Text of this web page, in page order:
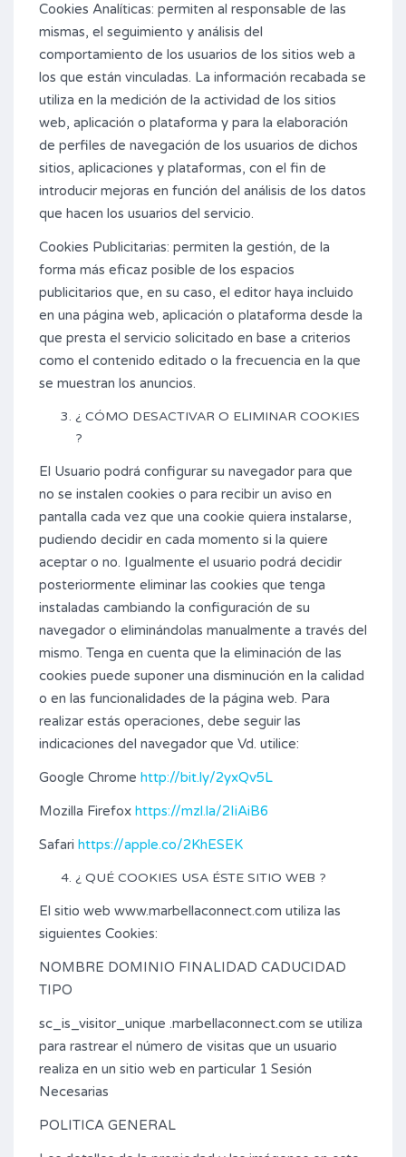
Cookies Analíticas: permiten al responsable de las
mismas, el seguimiento y análisis del
comportamiento de los usuarios de los sitios web a
los que están vinculadas. La información recabada se
utiliza en la medición de la actividad de los sitios
web, aplicación o plataforma y para la elaboración
de perfiles de navegación de los usuarios de dichos
sitios, aplicaciones y plataformas, con el fin de
introducir mejoras en función del análisis de los datos
que hacen los usuarios del servicio.
Cookies Publicitarias: permiten la gestión, de la
forma más eficaz posible de los espacios
publicitarios que, en su caso, el editor haya incluido
en una página web, aplicación o plataforma desde la
que presta el servicio solicitado en base a criterios
como el contenido editado o la frecuencia en la que
se muestran los anuncios.
¿ CÓMO DESACTIVAR O ELIMINAR COOKIES
?
El Usuario podrá configurar su navegador para que
no se instalen cookies o para recibir un aviso en
pantalla cada vez que una cookie quiera instalarse,
pudiendo decidir en cada momento si la quiere
aceptar o no. Igualmente el usuario podrá decidir
posteriormente eliminar las cookies que tenga
instaladas cambiando la configuración de su
navegador o eliminándolas manualmente a través del
mismo. Tenga en cuenta que la eliminación de las
cookies puede suponer una disminución en la calidad
o en las funcionalidades de la página web. Para
realizar estás operaciones, debe seguir las
indicaciones del navegador que Vd. utilice:
Google Chrome http://bit.ly/2yxQv5L
Mozilla Firefox https://mzl.la/2IiAiB6
Safari https://apple.co/2KhESEK
¿ QUÉ COOKIES USA ÉSTE SITIO WEB ?
El sitio web www.marbellaconnect.com utiliza las
siguientes Cookies:
NOMBRE DOMINIO FINALIDAD CADUCIDAD
TIPO
sc_is_visitor_unique .marbellaconnect.com se utiliza
para rastrear el número de visitas que un usuario
realiza en un sitio web en particular 1 Sesión
Necesarias
POLITICA GENERAL